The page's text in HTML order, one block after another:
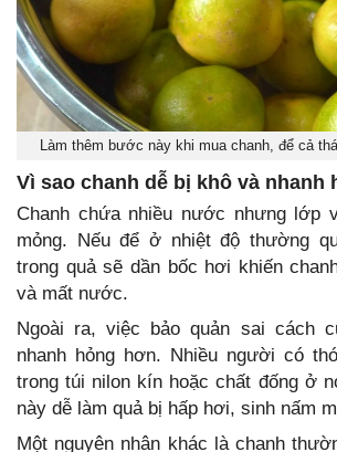
Làm thêm bước này khi mua chanh, để cả
Vì sao chanh dễ bị khô và nhanh
Chanh chứa nhiều nước nhưng lớp
mỏng. Nếu để ở nhiệt độ thường
trong quả sẽ dần bốc hơi khiến
và mất nước.
Ngoài ra, việc bảo quản sai cách
nhanh hỏng hơn. Nhiều người có
trong túi nilon kín hoặc chất đống ở
này dễ làm quả bị hấp hơi, sinh nấm
Một nguyên nhân khác là chanh